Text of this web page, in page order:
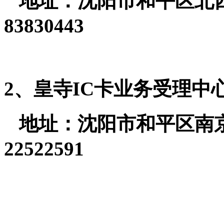
83830443
2、皇寺IC卡业务受理中
地址：沈阳市和平区南
22522591